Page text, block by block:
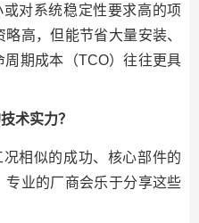
对系统稳定性要求高的项
高，但能节省大量安装、
期成本（TCO）往往更具
术实力？
相似的成功、核心部件的
业的厂商会乐于分享这些